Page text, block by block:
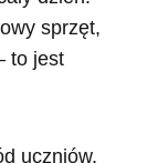
sprzęt,
to jest